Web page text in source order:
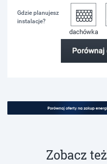
Gdzie planujesz
instalacje?
dachówka
Zobacz też